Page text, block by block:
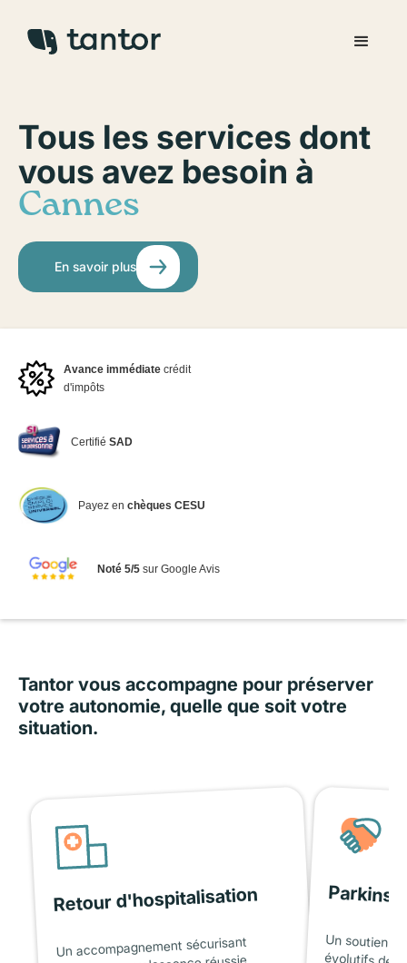
Tous les services dont
vous avez besoin à
Cannes
En savoir plus
Avance immédiate crédit
d'impôts
CertifiéSAD
Payez en chèques CESU
Noté 5/5sur Google Avis
Tantor vous accompagne pour préserver
votre autonomie, quelle que soit votre
situation.
Retour d'hospitalisation
Un accompagnement sécurisant Un soutien